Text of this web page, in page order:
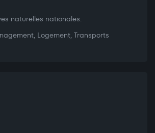
naturelles nationales.
Logement, Transports